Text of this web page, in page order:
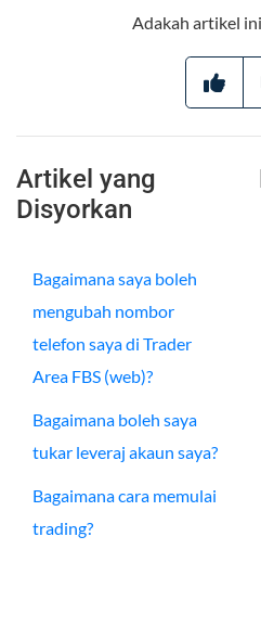
Adakah artikel
Artikel yang
Disyorkan
Bagaimana saya boleh
mengubah nombor
telefon saya di Trader
Area FBS (web)?
Bagaimana boleh saya
tukar leveraj akaun saya?
Bagaimana cara memulai
trading?